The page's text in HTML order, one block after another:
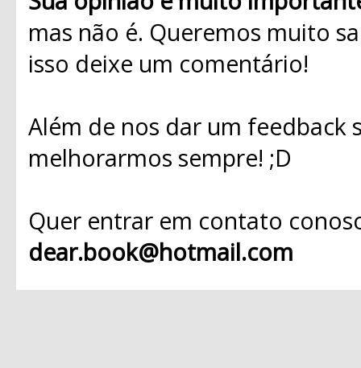
mas não é. Queremos muito
isso deixe um comentário!
Além de nos dar um
melhorarmos sempre! ;D
Quer entrar em contato
dear.book@hotmail.com